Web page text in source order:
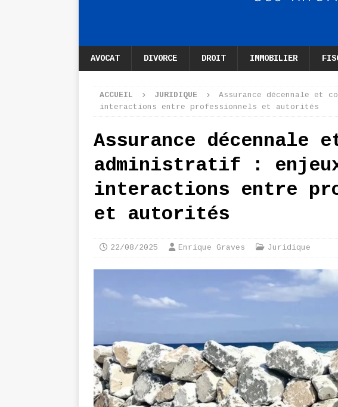
AVOCAT DIVORCE DROIT IMMOBILIER
ACCUEIL JURIDIQUE
Assurance décennale
interactions entre professionnels et autorités
Assurance décennale
administratif :
interactions entre
et autorités
22/08/2025 Enrique Graves Juridique